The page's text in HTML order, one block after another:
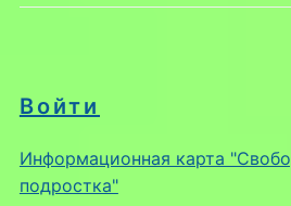
Войти
Информационная карта
подростка"